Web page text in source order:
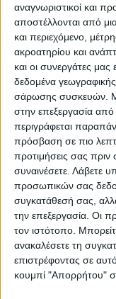
αναγνωριστικοί και
αποστέλλονται από
και περιεχόμενο,
ακροατηρίου και
και οι συνεργάτες μας
δεδομένα
σάρωσης συσκευών.
στην επεξεργασία
περιγράφεται
πρόσβαση σε πιο
προτιμήσεις σας πριν
συναινέσετε. Λάβετε
προσωπικών σας
συγκατάθεσή σας,
την επεξεργασία. Οι
τον ιστότοπο.
ανακαλέσετε τη
επιστρέφοντας σε
κουμπί "Απορρήτου"
ΠΑΡΟΜΟΙΑ
ΚΑΡΔΙΤΣΑ
10 βαθμούς